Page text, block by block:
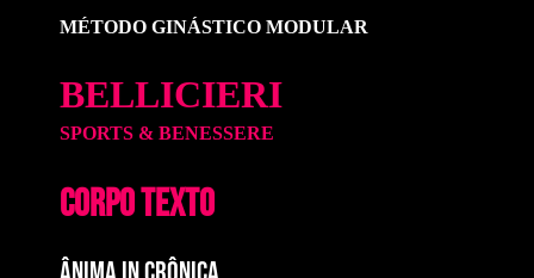
MÉTODO GINÁSTICO MODULAR
BELLICIERI
SPORTS & BENESSERE
CORPO TEXTO